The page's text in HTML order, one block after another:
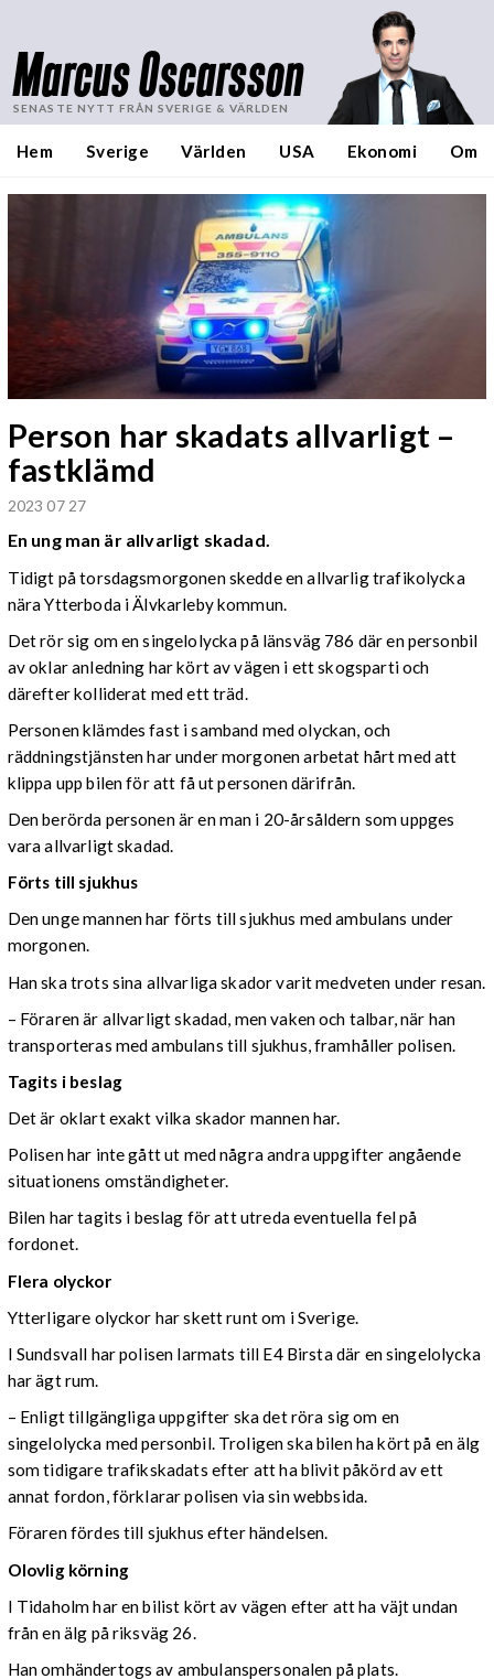
Marcus Oscarsson
SENASTE NYTT FRÅN SVERIGE & VÄRLDEN
Hem Sverige Världen USA Ekonomi Om
Person har skadats allvarligt –
fastklämd
2023 07 27
En ung man är allvarligt skadad.
Tidigt på torsdagsmorgonen skedde en allvarlig trafikolycka
nära Ytterboda i Älvkarleby kommun.
Det rör sig om en singelolycka på länsväg 786 där en personbil
av oklar anledning har kört av vägen i ett skogsparti och
därefter kolliderat med ett träd.
Personen klämdes fast i samband med olyckan, och
räddningstjänsten har under morgonen arbetat hårt med att
klippa upp bilen för att få ut personen därifrån.
Den berörda personen är en man i 20-årsåldern som uppges
vara allvarligt skadad.
Förts till sjukhus
Den unge mannen har förts till sjukhus med ambulans under
morgonen.
Han ska trots sina allvarliga skador varit medveten under resan.
– Föraren är allvarligt skadad, men vaken och talbar, när han
transporteras med ambulans till sjukhus, framhåller polisen.
Tagits i beslag
Det är oklart exakt vilka skador mannen har.
Polisen har inte gått ut med några andra uppgifter angående
situationens omständigheter.
Bilen har tagits i beslag för att utreda eventuella fel på
fordonet.
Flera olyckor
Ytterligare olyckor har skett runt om i Sverige.
I Sundsvall har polisen larmats till E4 Birsta där en singelolycka
har ägt rum.
– Enligt tillgängliga uppgifter ska det röra sig om en
singelolycka med personbil. Troligen ska bilen ha kört på en älg
som tidigare trafikskadats efter att ha blivit påkörd av ett
annat fordon, förklarar polisen via sin webbsida.
Föraren fördes till sjukhus efter händelsen.
Olovlig körning
I Tidaholm har en bilist kört av vägen efter att ha väjt undan
från en älg på riksväg 26.
Han omhändertogs av ambulanspersonalen på plats.